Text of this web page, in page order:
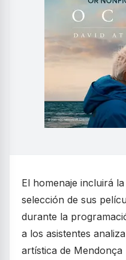
El homenaje incluirá
selección de sus
durante la
a los asistentes
artística de